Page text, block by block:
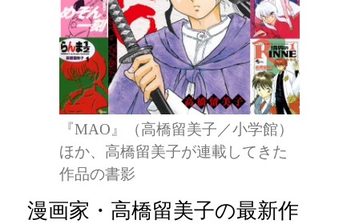
『MAO』（高橋留美子／小学館）
ほか、高橋留美子が連載してきた
作品の書影
漫画家・高橋留美子の最新作